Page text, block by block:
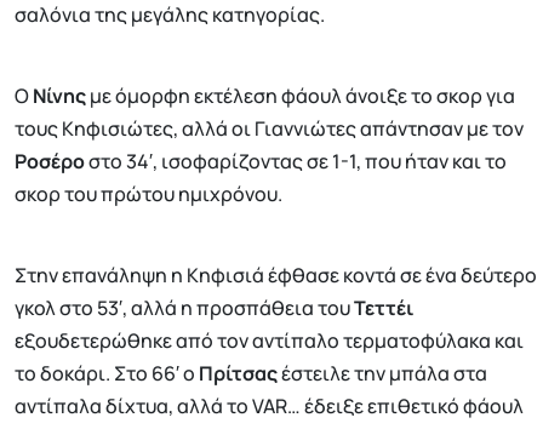
σαλόνια της μεγάλης κατηγορίας.
ΟΝίνηςμε όμορφη εκτέλεση φάουλ άνοιξε το σκορ για
τους Κηφισιώτες, αλλά οι Γιαννιώτες απάντησαν με τον
Ροσέροστο 34′, ισοφαρίζοντας σε 1-1, που ήταν και το
σκορ του πρώτου ημιχρόνου.
Στην επανάληψη η Κηφισιά έφθασε κοντά σε ένα δεύτερο
γκολ στο 53′, αλλά η προσπάθεια τουΤεττέι
εξουδετερώθηκε από τον αντίπαλο τερματοφύλακα και
το δοκάρι. Στο 66′ ο Πρίτσαςέστειλε την μπάλα στα
αντίπαλα δίχτυα, αλλά το VAR… έδειξε επιθετικό φάουλ